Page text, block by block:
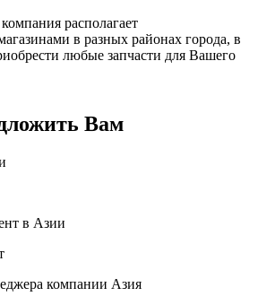
располагает
в разных районах города, в
любые запчасти для Вашего
Вам